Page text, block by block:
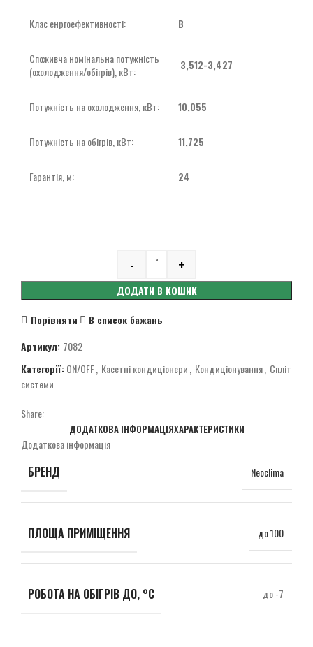
Клас енргоефективності: B
Споживча номінальна потужність
(охолодження/обігрів), кВт:
3,512-3,427
Потужність на охолодження, кВт: 10,055
Потужність на обігрів, кВт: 11,725
Гарантія, м: 24
Quantity
- +
ДОДАТИ В КОШИК
Порівняти
В список бажань
Артикул: 7082
Категорії: ON/OFF, Касетні кондиціонери, Кондиціонування, Спліт
системи
Share:
ДОДАТКОВА ІНФОРМАЦІЯХАРАКТЕРИСТИКИ
Додаткова інформація
БРЕНД Neoclima
ПЛОЩА ПРИМІЩЕННЯ до 100
РОБОТА НА ОБІГРІВ ДО, °С до -7